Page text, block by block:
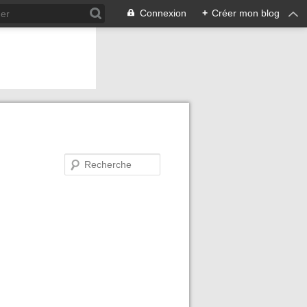
Connexion + Créer mon blog